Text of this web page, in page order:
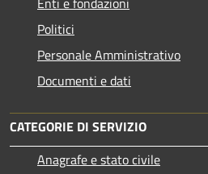
Politici
Personale Amministrativo
Documenti e dati
CATEGORIE DI SERVIZIO
Anagrafe e stato civile